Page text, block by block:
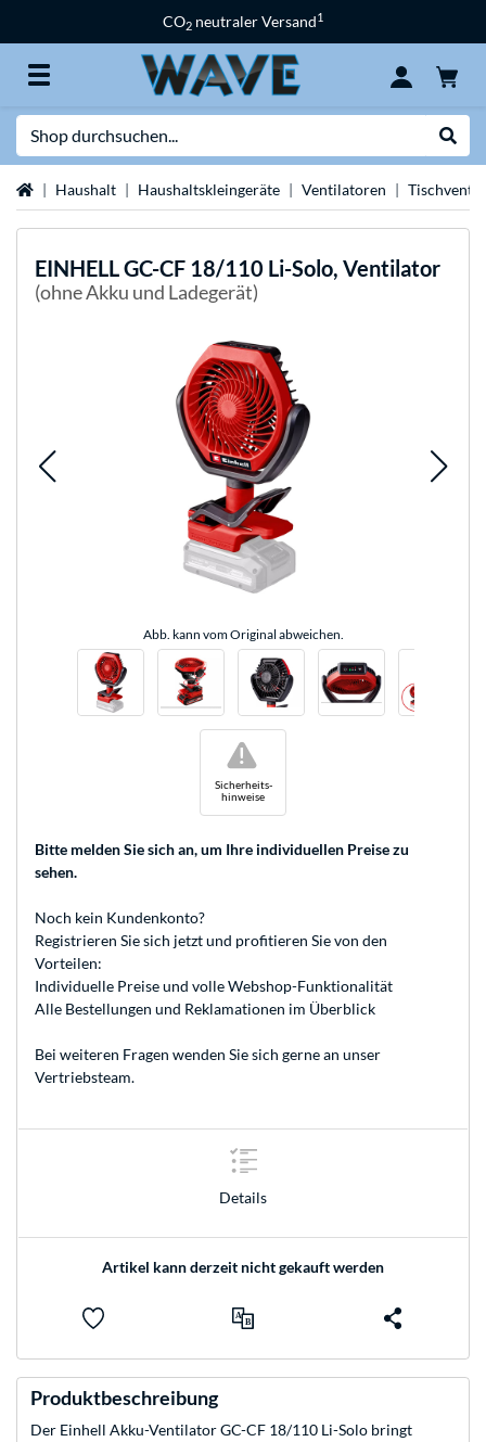
CO2 neutraler Versand1
StartseiteHaushalt Haushaltskleingeräte Ventilatoren
EINHELLGC-CF 18/110 Li-Solo, Ventilator
(ohne Akku und Ladegerät)
Abb. kann vom Original abweichen.
Sicherheits-
hinweise
!
Bitte melden Sie sich an, um Ihre individuellen Preise zu
sehen.
Noch kein Kundenkonto?
Registrieren Sie sich jetzt und profitieren Sie von den
Vorteilen:
Individuelle Preise und volle Webshop-Funktionalität
Alle Bestellungen und Reklamationen im Überblick
Bei weiteren Fragen wenden Sie sich gerne an unser
Vertriebsteam.
Details
Artikel kann derzeit nicht gekauft werden
Produktbeschreibung
Der Einhell Akku-Ventilator GC-CF 18/110 Li-Solo bringt